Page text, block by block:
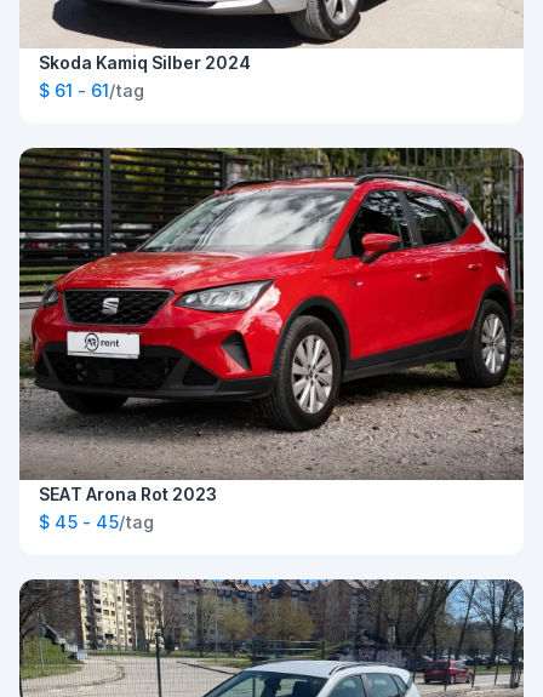
Skoda Kamiq Silber 2024
$ 61 - 61/tag
SEAT Arona Rot 2023
$ 45 - 45/tag